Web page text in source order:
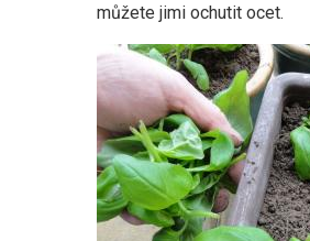
můžete jimi ochutit ocet.